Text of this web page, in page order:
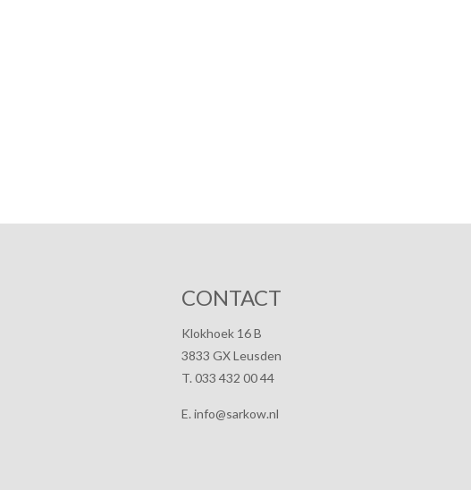
CONTACT
Klokhoek 16 B
3833 GX Leusden
T. 033 432 00 44
E. info@sarkow.nl